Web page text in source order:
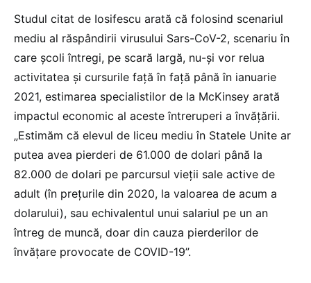
Studul citat de Iosifescu arată că folosind scenariul
mediu al răspândirii virusului Sars-CoV-2, scenariu în
care școli întregi, pe scară largă, nu-și vor relua
activitatea și cursurile față în față până în ianuarie
2021, estimarea specialistilor de la McKinsey arată
impactul economic al aceste întreruperi a învățării.
„Estimăm că elevul de liceu mediu în Statele Unite ar
putea avea pierderi de 61.000 de dolari până la
82.000 de dolari pe parcursul vieții sale active de
adult (în prețurile din 2020, la valoarea de acum a
dolarului), sau echivalentul unui salariul pe un an
întreg de muncă, doar din cauza pierderilor de
învățare provocate de COVID-19”.